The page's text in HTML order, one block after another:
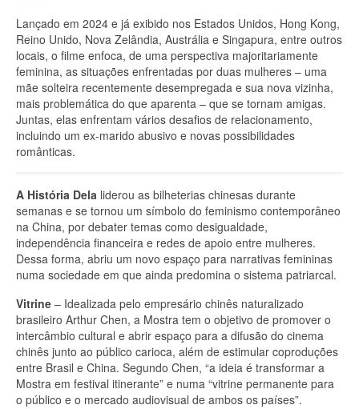
Lançado em 2024 e já exibido nos Estados Unidos, Hong Kong,
Reino Unido, Nova Zelândia, Austrália e Singapura, entre outros
locais, o filme enfoca, de uma perspectiva majoritariamente
feminina, as situações enfrentadas por duas mulheres – uma
mãe solteira recentemente desempregada e sua nova vizinha,
mais problemática do que aparenta – que se tornam amigas.
Juntas, elas enfrentam vários desafios de relacionamento,
incluindo um ex-marido abusivo e novas possibilidades
românticas.
A História Dela liderou as bilheterias chinesas durante
semanas e se tornou um símbolo do feminismo contemporâneo
na China, por debater temas como desigualdade,
independência financeira e redes de apoio entre mulheres.
Dessa forma, abriu um novo espaço para narrativas femininas
numa sociedade em que ainda predomina o sistema patriarcal.
Vitrine – Idealizada pelo empresário chinês naturalizado
brasileiro Arthur Chen, a Mostra tem o objetivo de promover o
intercâmbio cultural e abrir espaço para a difusão do cinema
chinês junto ao público carioca, além de estimular coproduções
entre Brasil e China. Segundo Chen, “a ideia é transformar a
Mostra em festival itinerante” e numa “vitrine permanente para
o público e o mercado audiovisual de ambos os países”.